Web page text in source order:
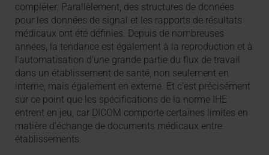
compléter. Parallèlement, des structures de données
pour les données de signal et les rapports de résultats
médicaux ont été définies. Depuis de nombreuses
années, la tendance est également à la reproduction et à
l’automatisation d’une grande partie du flux de travail
dans un établissement de santé, non seulement en
interne, mais également en externe. Et c’est précisément
sur ce point que les spécifications de la norme IHE
entrent en jeu, car DICOM comporte certaines limites en
matière d’échange de documents médicaux entre
établissements.